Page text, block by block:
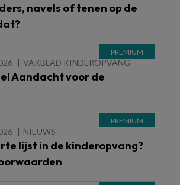
navels of tenen op de
VAKBLAD KINDEROPVANG
Aandacht voor de
NIEUWS
lijst in de kinderopvang?